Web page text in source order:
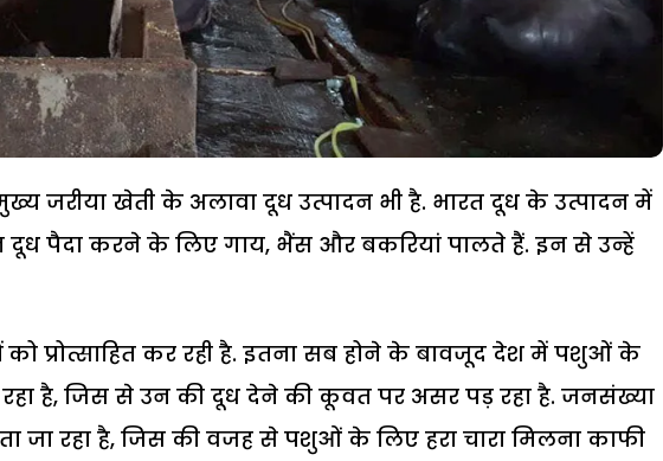
जरीया खेती के अलावा दूध उत्पादन भी है. भारत दूध के उत्पादन में
दूध पैदा करने के लिए गाय, भैंस और बकरियां पालते हैं. इन से उन्हें
प्रोत्साहित कर रही है. इतना सब होने के बावजूद देश में पशुओं के
रहा है, जिस से उन की दूध देने की कूवत पर असर पड़ रहा है. जनसंख्या
जा रहा है, जिस की वजह से पशुओं के लिए हरा चारा मिलना काफी